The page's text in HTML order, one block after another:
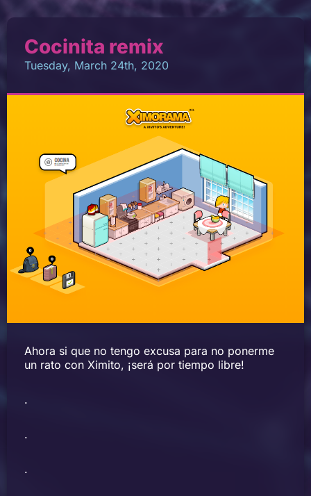
Cocinita remix
Tuesday, March 24th, 2020
Ahora si que no tengo excusa para no ponerme
un rato con Ximito, ¡será por tiempo libre!
.
.
.